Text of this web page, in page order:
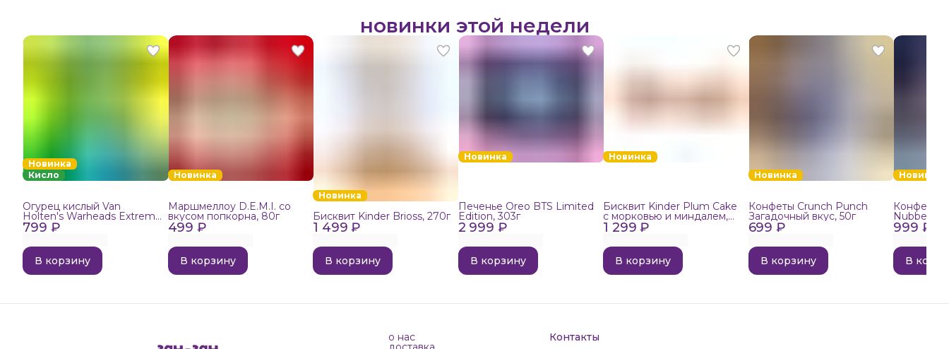
новинки этой недели
Новинка
Кисло
799 ₽
Огурец кислый Van
Holten's Warheads Extreme
Sour, 140г
В корзину
Новинка
499 ₽
Маршмеллоу D.E.M.I. со
вкусом попкорна, 80г
В корзину
Новинка
1 499 ₽
Бисквит Kinder Brioss, 270г
В корзину
Новинка
2 999 ₽
Печенье Oreo BTS Limited
Edition, 303г
В корзину
Новинка
1 299 ₽
Бисквит Kinder Plum Cake
с морковью и миндалем,
192г
В корзину
Новинка
699 ₽
Конфеты Crunch Punch
Загадочный вкус, 50г
В корзину
Новинка
999 ₽
Конфеты
Nubbee
В
о нас Контакты